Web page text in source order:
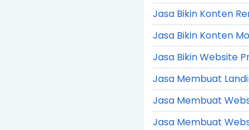
Jasa Bikin Konten
Jasa Bikin Konten
Jasa Bikin Website
Jasa Membuat
Jasa Membuat
Jasa Membuat